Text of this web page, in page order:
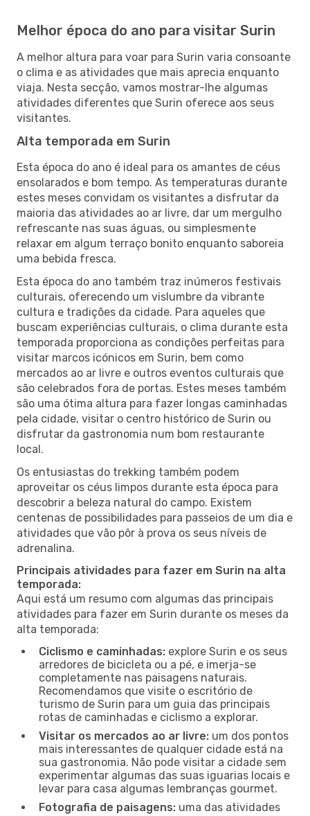
Melhor época do ano para visitar Surin
A melhor altura para voar para Surin varia consoante
o clima e as atividades que mais aprecia enquanto
viaja. Nesta secção, vamos mostrar-lhe algumas
atividades diferentes que Surin oferece aos seus
visitantes.
Alta temporada em Surin
Esta época do ano é ideal para os amantes de céus
ensolarados e bom tempo. As temperaturas durante
estes meses convidam os visitantes a disfrutar da
maioria das atividades ao ar livre, dar um mergulho
refrescante nas suas águas, ou simplesmente
relaxar em algum terraço bonito enquanto saboreia
uma bebida fresca.
Esta época do ano também traz inúmeros festivais
culturais, oferecendo um vislumbre da vibrante
cultura e tradições da cidade. Para aqueles que
buscam experiências culturais, o clima durante esta
temporada proporciona as condições perfeitas para
visitar marcos icónicos em Surin, bem como
mercados ao ar livre e outros eventos culturais que
são celebrados fora de portas. Estes meses também
são uma ótima altura para fazer longas caminhadas
pela cidade, visitar o centro histórico de Surin ou
disfrutar da gastronomia num bom restaurante
local.
Os entusiastas do trekking também podem
aproveitar os céus limpos durante esta época para
descobrir a beleza natural do campo. Existem
centenas de possibilidades para passeios de um dia e
atividades que vão pôr à prova os seus níveis de
adrenalina.
Principais atividades para fazer em Surin na alta
temporada:
Aqui está um resumo com algumas das principais
atividades para fazer em Surin durante os meses da
alta temporada:
Ciclismo e caminhadas: explore Surin e os seus
arredores de bicicleta ou a pé, e imerja-se
completamente nas paisagens naturais.
Recomendamos que visite o escritório de
turismo de Surin para um guia das principais
rotas de caminhadas e ciclismo a explorar.
Visitar os mercados ao ar livre: um dos pontos
mais interessantes de qualquer cidade está na
sua gastronomia. Não pode visitar a cidade sem
experimentar algumas das suas iguarias locais e
levar para casa algumas lembranças gourmet.
Fotografia de paisagens: uma das atividades